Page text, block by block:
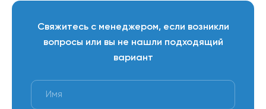
Свяжитесь с менеджером, если возникли
вопросы или вы не нашли подходящий
вариант